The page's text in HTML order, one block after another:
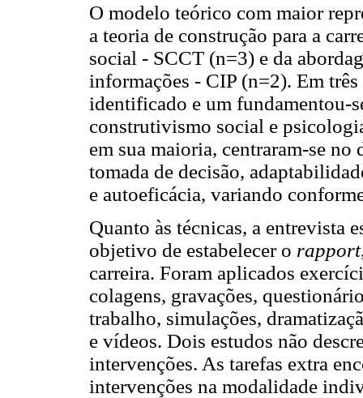
O modelo teórico com maior
a teoria de construção para a
social - SCCT (n=3) e da
informações - CIP (n=2). Em
identificado e um fundamentou-
construtivismo social e
em sua maioria, centraram-se
tomada de decisão,
e autoeficácia, variando
Quanto às técnicas, a entrevista
objetivo de estabelecer o rapport
carreira. Foram aplicados
colagens, gravações,
trabalho, simulações,
e vídeos. Dois estudos não
intervenções. As tarefas extra
intervenções na modalidade